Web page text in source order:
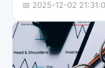
📅 2025-12-02